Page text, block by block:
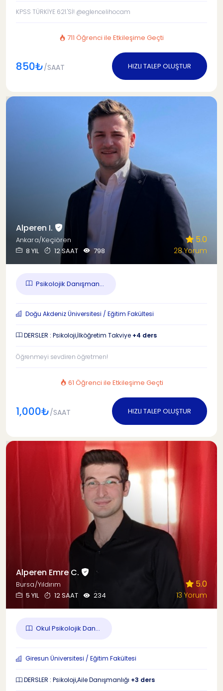
KPSS TÜRKİYE 621.'Sİ! @eglencelihocam
711 Öğrenci ile Etkileşime Geçti
850₺/SAAT HIZLI TALEP OLUŞTUR
Alperen I.
Ankara/Keçiören
8 YIL
12 SAAT 798
5.0
28 Yorum
Psikolojik Danışman...
Doğu Akdeniz Üniversitesi / Eğitim Fakültesi
DERSLER : Psikoloji,İlköğretim Takviye +4 ders
Öğrenmeyi sevdiren öğretmen!
61 Öğrenci ile Etkileşime Geçti
1,000₺/SAAT HIZLI TALEP OLUŞTUR
Alperen Emre C.
Bursa/Yıldırım
5 YIL
12 SAAT 234
5.0
13 Yorum
Okul Psikolojik Dan...
Giresun Üniversitesi / Eğitim Fakültesi
DERSLER : Psikoloji,Aile Danışmanlığı +3 ders